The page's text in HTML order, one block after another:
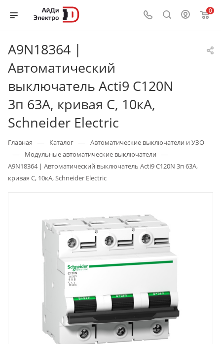
0
A9N18364 |
Автоматический
выключатель Acti9 C120N
3п 63А, кривая С, 10кА,
Schneider Electric
Главная — Каталог — Автоматические выключатели и УЗО
— Модульные автоматические выключатели —
A9N18364 | Автоматический выключатель Acti9 C120N 3п 63А,
кривая С, 10кА, Schneider Electric